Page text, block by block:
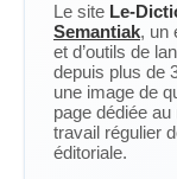
Le site Le-
Semantiak, un
et d’outils de
depuis plus de
une image de
page dédiée au
travail régulier
éditoriale.